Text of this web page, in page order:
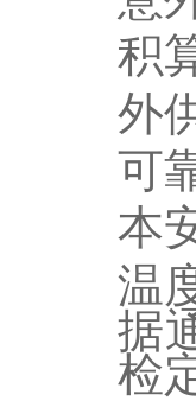
积
外
可
本
温
据
检